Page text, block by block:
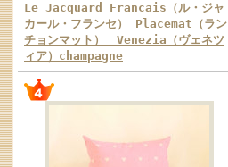
Le Jacquard Francais（ル・ジャ
カール・フランセ） Placemat（ラン
チョンマット） Venezia（ヴェネツ
ィア）champagne